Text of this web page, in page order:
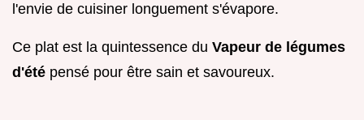
l'envie de cuisiner longuement s'évapore.
Ce plat est la quintessence du Vapeur de légumes
d'été pensé pour être sain et savoureux.